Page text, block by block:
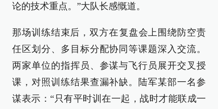
论的技术重点。”大队长感慨道。
那场训练结束后，双方在‌复盘会上围绕防空责
任区划分、多目标分配协同等课题深入交流。
两家单位的指挥员、参谋与飞行员展开交叉授
课，对照训练结果查漏补缺。陆军某部一名参
谋表示：“只有平时训在一起，战时才能联成一